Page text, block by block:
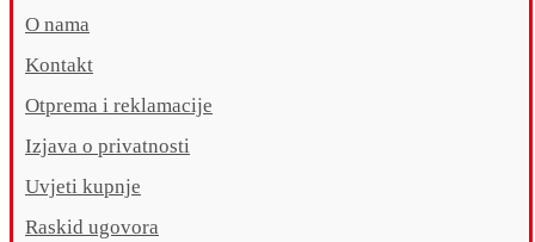
O nama
Kontakt
Otprema i reklamacije
Izjava o privatnosti
Uvjeti kupnje
Raskid ugovora